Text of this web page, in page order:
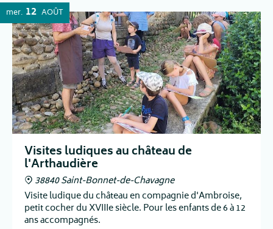
mer. 12 AOÛT
Visites ludiques au château de
l'Arthaudière
38840 Saint-Bonnet-de-Chavagne
Visite ludique du château en compagnie d'Ambroise,
petit cocher du XVIIIe siècle. Pour les enfants de 6 à 12
ans accompagnés.